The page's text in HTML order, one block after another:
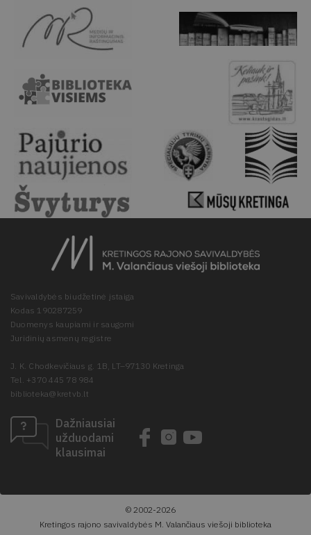
Savivaldybės biudžetinė įstaiga
Kodas 190287259
Duomenys kaupiami ir saugomi
Juridinių asmenų registre
J. K. Chodkevičiaus g. 1B, LT–97130 Kretinga
Tel. +370 445 78 984
biblioteka@kretvb.lt
Dažniausiai
užduodami
klausimai
© 2002-2026
Kretingos rajono savivaldybės M. Valančiaus viešoji biblioteka